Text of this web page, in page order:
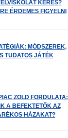
KERES?
ÉRDEMES FIGYELNI
MÓDSZEREK,
TUDATOS JÁTÉK
ZÖLD FORDULATA:
A BEFEKTETŐK AZ
HÁZAKAT?